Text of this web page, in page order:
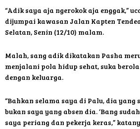
“Adik saya aja ngerokok aja enggak,”
dijumpai kawasan Jalan Kapten
Selatan, Senin (12/10) malam.
Malah, sang adik dikatakan Pasha
menjalani pola hidup sehat, suka
dengan keluarga.
“Bahkan selama saya di Palu, dia yang
bukan saya yang absen dia. ‘Bang
saya periang dan pekerja keras,”